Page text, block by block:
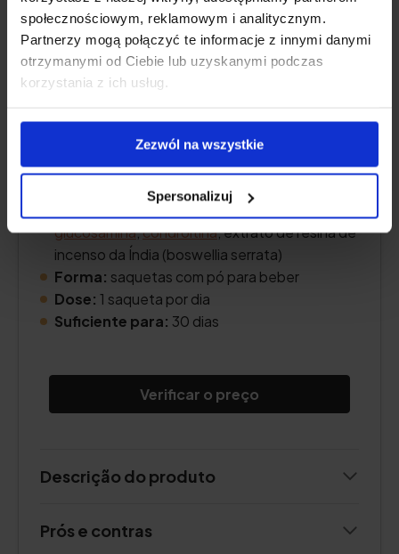
społecznościowym, reklamowym i analitycznym.
Partnerzy mogą połączyć te informacje z innymi danymi
otrzymanymi od Ciebie lub uzyskanymi podczas
korzystania z ich usług.
Zezwól na wszystkie
Spersonalizuj
Teor de colagénio:10 000 mg de hidrolisado
de colagénio bovino COLLinstant®.
Outros princípios activos:
vitamina C
de baixo peso molecular,
glucosamina,condroitina, extrato de resina de
incenso da Índia (boswellia serrata)
Forma: saquetas com pó para beber
Dose: 1 saqueta por dia
Suficiente para: 30 dias
Verificar o preço
Descrição do produto
Prós e contras